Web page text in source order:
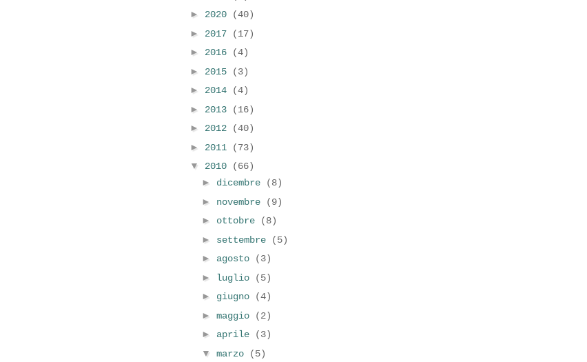
► 2020
(40)
► 2017
(17)
► 2016
(4)
► 2015
(3)
► 2014
(4)
► 2013
(16)
► 2012
(40)
► 2011
(73)
▼ 2010
(66)
► dicembre
(8)
► novembre
(9)
► ottobre
(8)
► settembre
(5)
► agosto
(3)
► luglio
(5)
► giugno
(4)
► maggio
(2)
► aprile
(3)
▼ marzo
(5)